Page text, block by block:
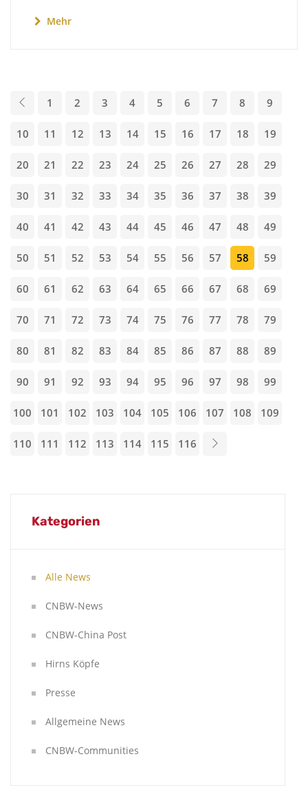
Mehr
1 2 3 4 5 6 7 8 9
10 11 12 13 14 15 16 17 18 19
20 21 22 23 24 25 26 27 28 29
30 31 32 33 34 35 36 37 38 39
40 41 42 43 44 45 46 47 48 49
50 51 52 53 54 55 56 57 58 59
60 61 62 63 64 65 66 67 68 69
70 71 72 73 74 75 76 77 78 79
80 81 82 83 84 85 86 87 88 89
90 91 92 93 94 95 96 97 98 99
100 101 102 103 104 105 106 107 108 109
110 111 112 113 114 115 116
Kategorien
Alle News
CNBW-News
CNBW-China Post
Hirns Köpfe
Presse
Allgemeine News
CNBW-Communities